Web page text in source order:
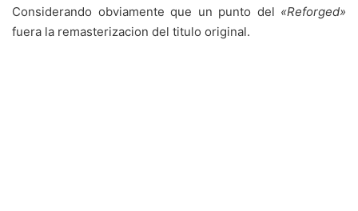
Considerando obviamente que un punto del «Reforged»
fuera la remasterizacion del titulo original.